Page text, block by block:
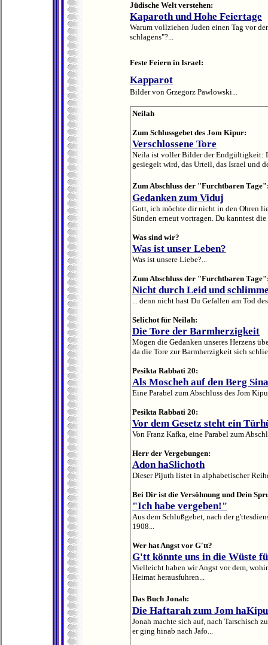
Jüdische Welt verstehen:
Kaparoth und Hohe Feiertage
Warum vollziehen Juden einen Tag vor
schlagens"?...
Feste Feiern in Israel:
Kapparot
Bilder von Grzegorz Pawlowski...
Neilah
Zum Schlussgebet des Jom Kipur:
Verschlossene Tore
Neila ist voller Bilder der Endgültigkeit:
gesiegelt wird, das Urteil, das Israel und
Zum Abschluss der "Furchtbaren
Gedanken zum Viduj
Gott, ich möchte dir nicht in den Ohren
Sünden erneut vortragen. Du kanntest
Was sind wir?
Was ist unser Leben?
Was ist unsere Liebe?...
Zum Abschluss der "Furchtbaren
Nicht durch Leid und
... denn nicht hast Du Gefallen am Tod
Selichot für Neilah:
Die Tore der Barmherzigkeit
Mögen die Gedanken unseres Herzens
da die Tore zur Barmherzigkeit sich
Pesikta Rabbati 20:
Als Moscheh auf den Berg
Eine Parabel zum Abschluss des Jom
Pesikta Rabbati 20:
Vor dem Gesetz steht ein
Von Franz Kafka, eine Parabel zum
Herr der Vergebungen:
Adon haSlichoth
Dieser Pijuth listet in alphabetischer
Bei Dir ist die Versöhnung und Dein
"Ich habe vergeben!"
Aus dem Schlußgebet, nach der
1908...
Wer hat Angst vor G'tt?
G'tt könnte uns in die Wüste
Vielleicht haben wir Angst vor dem,
Heimat herausfuhren...
Das Buch Jonah:
Die Haftarah zum Jom
Jonah machte sich auf, nach Tarschisch
er ging hinab nach Jafo...